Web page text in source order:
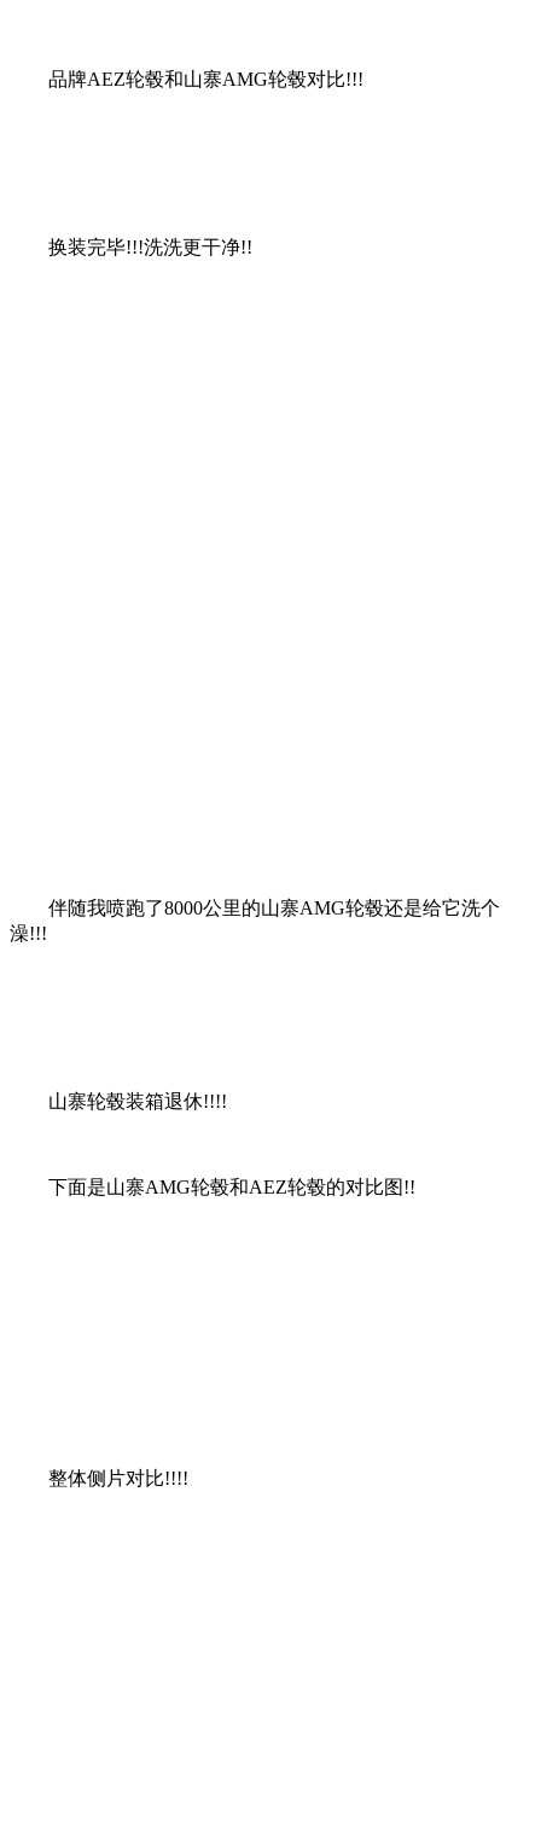
品牌AEZ轮毂和山寨AMG轮毂对比!!!
换装完毕!!!洗洗更干净!!
伴随我喷跑了8000公里的山寨AMG轮毂还是给它洗个
澡!!!
山寨轮毂装箱退休!!!!
下面是山寨AMG轮毂和AEZ轮毂的对比图!!
整体侧片对比!!!!